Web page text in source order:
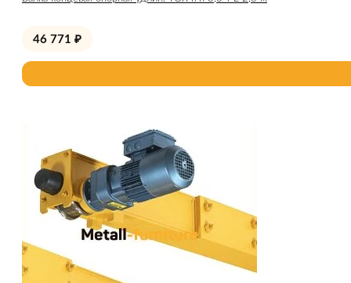
46 771 ₽